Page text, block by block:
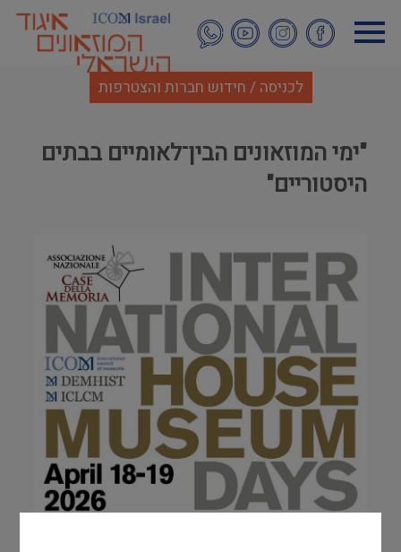
לתוכן
העיקרי
לכניסה / חידוש חברות והצטרפות
"ימי המוזאונים הבין־לאומיים בבתים
היסטוריים"